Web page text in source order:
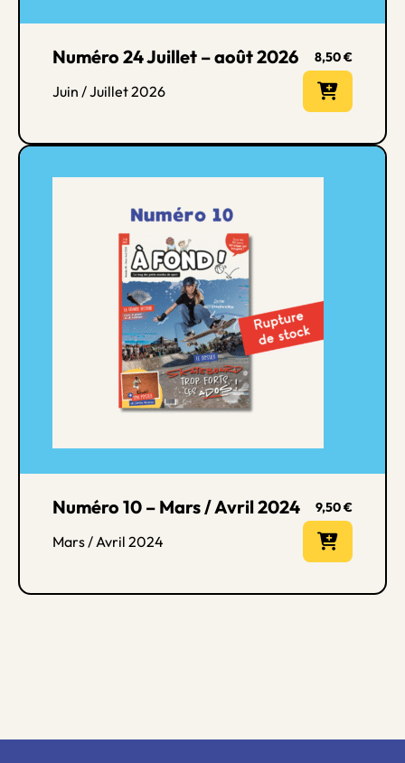
Numéro 24 Juillet – août 2026 8,50€
Juin / Juillet 2026
Numéro 10 – Mars / Avril 2024 9,50€
Mars / Avril 2024